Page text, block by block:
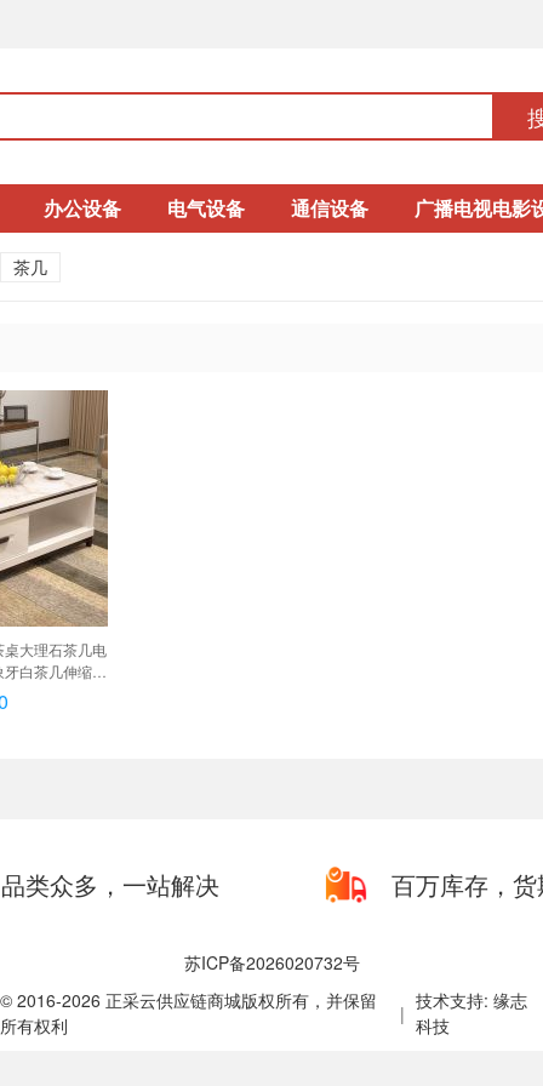
办公设备 电气设备 通信设备 广播电视电影
茶几
大理石茶几电
白茶几伸缩柜
B款茶几（预
款包安装
品类众多，一站解决 百万库存，
苏ICP备2026020732号
© 2016-2026 正采云供应链商城版权所有，并保留
所有权利
|
技术支持: 缘志
科技